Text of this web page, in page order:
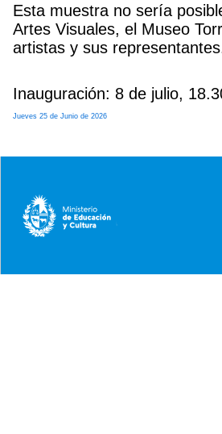
Esta muestra no sería
Artes Visuales, el Museo
artistas y sus
Inauguración: 8 de julio,
Jueves 25 de Junio de 2026